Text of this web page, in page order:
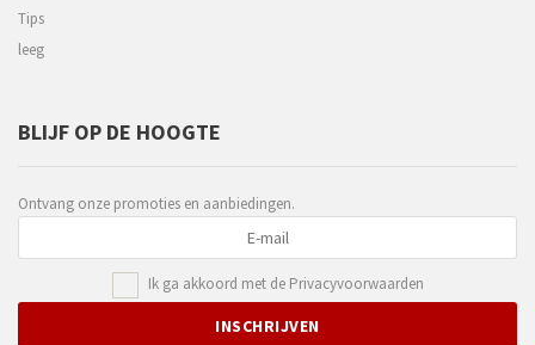
Tips
leeg
BLIJF OP DE HOOGTE
Ontvang onze promoties en aanbiedingen.
Ik ga akkoord met de Privacyvoorwaarden